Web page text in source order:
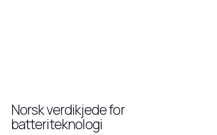
Norsk verdikjede for
batteriteknologi